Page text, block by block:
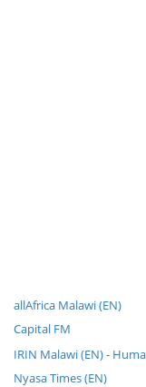
allAfrica Malawi (EN)
Capital FM
IRIN Malawi (EN) -
Nyasa Times (EN)